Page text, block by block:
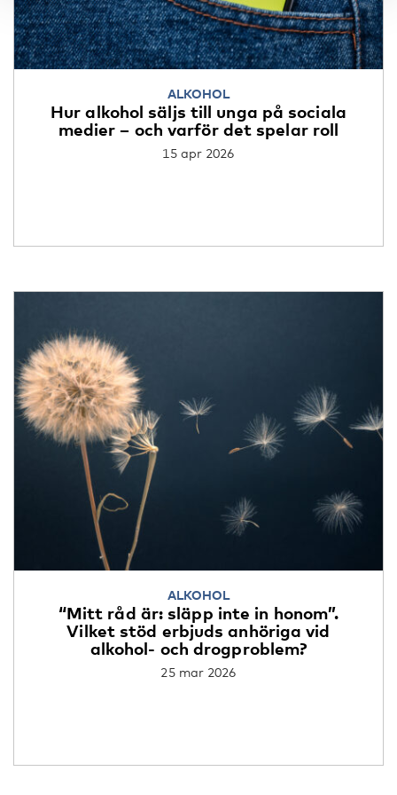
ALKOHOL
Hur alkohol säljs till unga på sociala
medier – och varför det spelar roll
15 apr 2026
ALKOHOL
“Mitt råd är: släpp inte in honom”.
Vilket stöd erbjuds anhöriga vid
alkohol- och drogproblem?
25 mar 2026